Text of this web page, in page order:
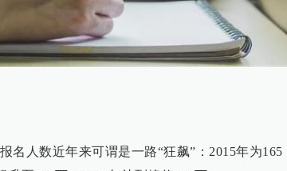
名人数近年来可谓是一路“狂飙”：2015年为165